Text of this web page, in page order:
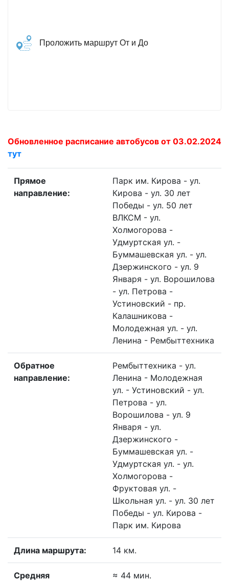
Проложить маршрут От и До
Обновленное расписание автобусов от 03.02.2024
тут
Прямое
направление:
Парк им. Кирова - ул.
Кирова - ул. 30 лет
Победы - ул. 50 лет
ВЛКСМ - ул.
Холмогорова -
Удмуртская ул. -
Буммашевская ул. - ул.
Дзержинского - ул. 9
Января - ул. Ворошилова
- ул. Петрова -
Устиновский - пр.
Калашникова -
Молодежная ул. - ул.
Ленина - Рембыттехника
Обратное
направление:
Рембыттехника - ул.
Ленина - Молодежная
ул. - Устиновский - ул.
Петрова - ул.
Ворошилова - ул. 9
Января - ул.
Дзержинского -
Буммашевская ул. -
Удмуртская ул. - ул.
Холмогорова -
Фруктовая ул. -
Школьная ул. - ул. 30 лет
Победы - ул. Кирова -
Парк им. Кирова
Длина маршрута: 14 км.
Средняя
≈ 44 мин.